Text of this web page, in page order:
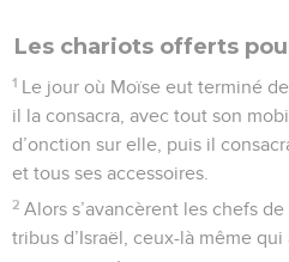
Les chariots offerts
1 Le jour où Moïse eut terminé
il la consacra, avec tout son
d’onction sur elle, puis il
et tous ses accessoires.
2 Alors s’avancèrent les chefs
tribus d’Israël, ceux-là même